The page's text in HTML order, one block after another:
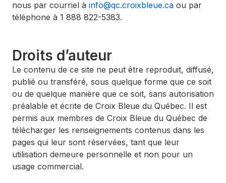
nous par courriel à info@qc.croixbleue.ca ou par
téléphone à 1 888 822-5383.
Droits d’auteur
Le contenu de ce site ne peut être reproduit, diffusé,
publié ou transféré, sous quelque forme que ce soit
ou de quelque manière que ce soit, sans autorisation
préalable et écrite de Croix Bleue du Québec. Il est
permis aux membres de Croix Bleue du Québec de
télécharger les renseignements contenus dans les
pages qui leur sont réservées, tant que leur
utilisation demeure personnelle et non pour un
usage commercial.